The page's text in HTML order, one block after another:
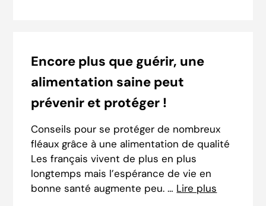
Encore plus que guérir, une
alimentation saine peut
prévenir et protéger !
Conseils pour se protéger de nombreux
fléaux grâce à une alimentation de qualité
Les français vivent de plus en plus
longtemps mais l’espérance de vie en
bonne santé augmente peu. … Lire plus